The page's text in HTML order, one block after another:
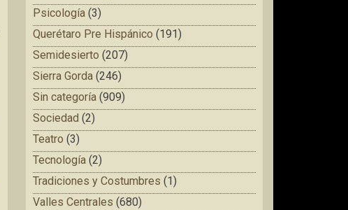
Psicología (3)
Querétaro Pre Hispánico (191)
Semidesierto (207)
Sierra Gorda (246)
Sin categoría (909)
Sociedad (2)
Teatro (3)
Tecnología (2)
Tradiciones y Costumbres (1)
Valles Centrales (680)